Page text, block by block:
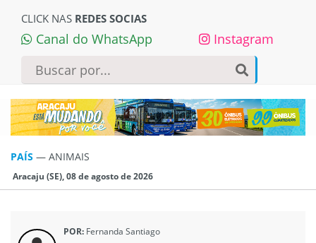
CLICK NAS REDES SOCIAS
Canal do WhatsApp Instagram
PAÍS — ANIMAIS
Aracaju (SE), 08 de agosto de 2026
POR: Fernanda Santiago